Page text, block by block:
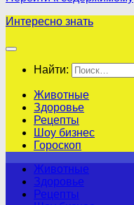
Интересно знать
Найти:
Животные
Здоровье
Рецепты
Шоу бизнес
Гороскоп
Животные
Здоровье
Рецепты